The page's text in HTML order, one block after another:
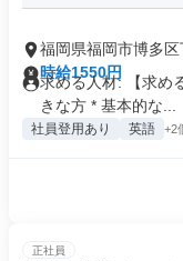
福岡県福岡市博多
時給1550円
求める人材: 【求め
きな方 * 基本的な...
社員登用あり 英語 +2
正社員